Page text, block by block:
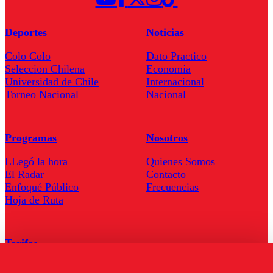
Deportes
Colo Colo
Seleccion Chilena
Universidad de Chile
Torneo Nacional
Noticias
Dato Practico
Economía
Internacional
Nacional
Programas
LLegó la hora
El Radar
Enfoqué Público
Hoja de Ruta
Nosotros
Quienes Somos
Contacto
Frecuencias
Tarifas